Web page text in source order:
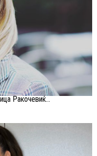
Ракочевиќ...